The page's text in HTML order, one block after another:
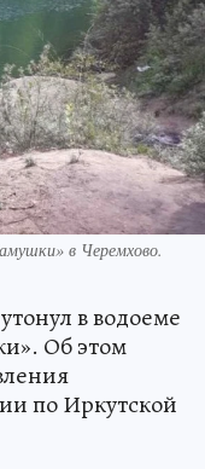
в Черемхово.
в водоеме
Об этом
по Иркутской